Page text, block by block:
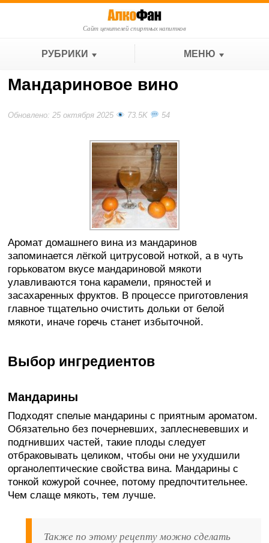
Сайт ценителей спиртных напитков
РУБРИКИ МЕНЮ
Мандариновое вино
Обновлено: 25 октября 2025 73.5K 54
Аромат домашнего вина из мандаринов
запоминается лёгкой цитрусовой ноткой, а в чуть
горьковатом вкусе мандариновой мякоти
улавливаются тона карамели, пряностей и
засахаренных фруктов. В процессе приготовления
главное тщательно очистить дольки от белой
мякоти, иначе горечь станет избыточной.
Выбор ингредиентов
Мандарины
Подходят спелые мандарины с приятным ароматом.
Обязательно без почерневших, заплесневевших и
подгнивших частей, такие плоды следует
отбраковывать целиком, чтобы они не ухудшили
органолептические свойства вина. Мандарины с
тонкой кожурой сочнее, потому предпочтительнее.
Чем слаще мякоть, тем лучше.
Также по этому рецепту можно сделать